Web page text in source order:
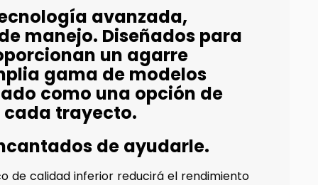
avanzada,
manejo. Diseñados para
un agarre
gama de modelos
como una opción de
cada trayecto.
de ayudarle.
de calidad inferior reducirá el rendimiento